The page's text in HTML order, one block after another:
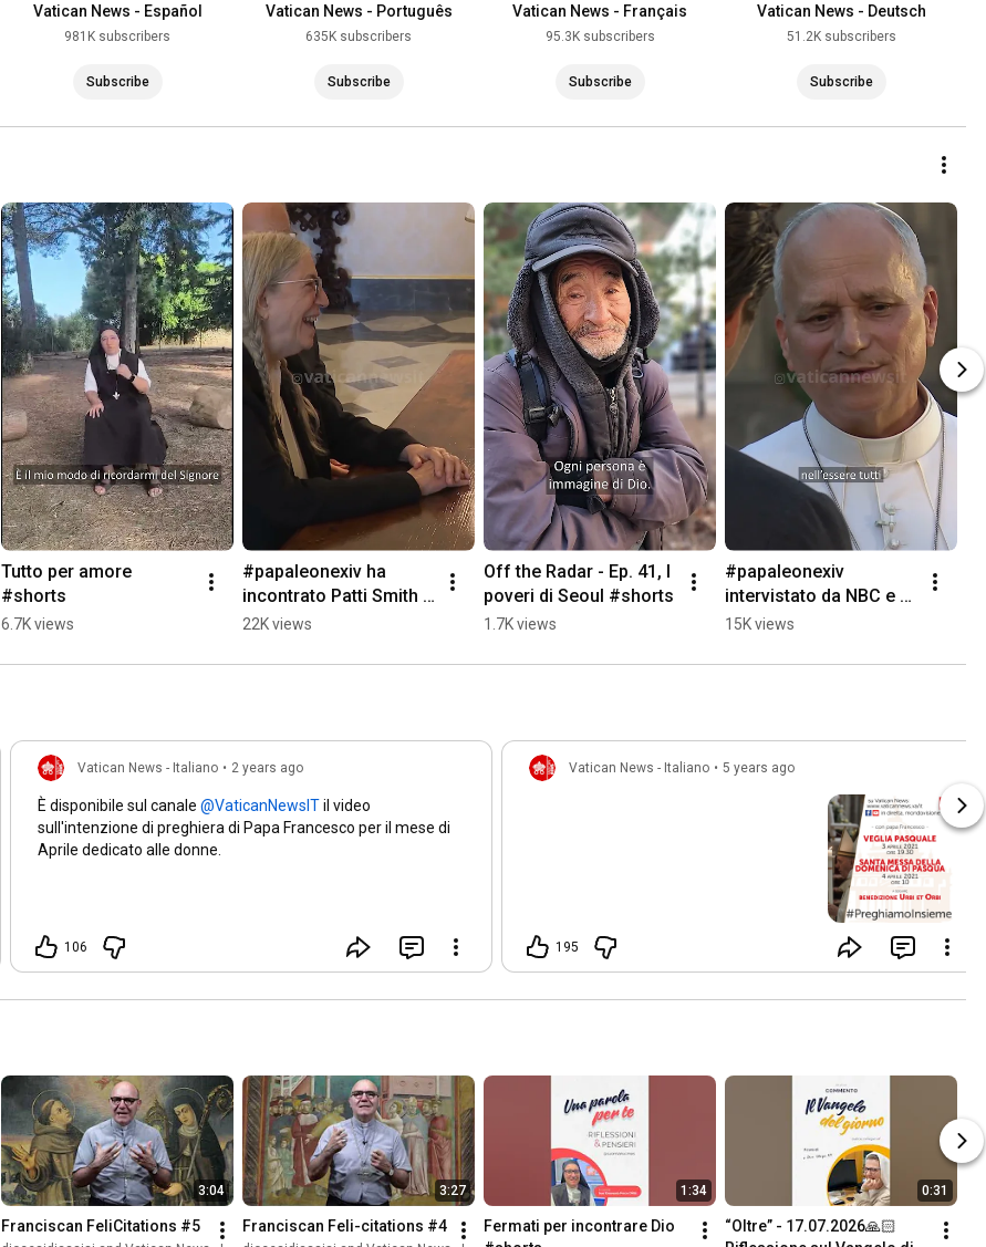
Vatican News - Español
981K subscribers
Subscribe
Vatican News - Português
635K subscribers
Subscribe
Vatican News - Français
95.3K subscribers
Subscribe
Vatican News - Deutsch
51.2K subscribers
Subscribe
Tutto per amore
#shorts
6.7K views
#papaleonexiv ha
incontrato Patti Smith
#shorts
22K views
Off the Radar - Ep. 41, I
poveri di Seoul #shorts
1.7K views
#papaleonexiv
intervistato da NBC e
Telemundo, al termine
di Pace" #shorts
15K views
Vatican News - Italiano • 2 years ago
È disponibile sul canale
il video
sull'intenzione di preghiera di Papa Francesco per il mese di
Aprile dedicato alle donne.
106
Vatican News - Italiano • 5 years ago
195
3:04
Franciscan FeliCitations #5
3:27
Franciscan Feli-citations #4
1:34
Fermati per incontrare Dio
0:31
“Oltre” - 17.07.2026🙏🏻